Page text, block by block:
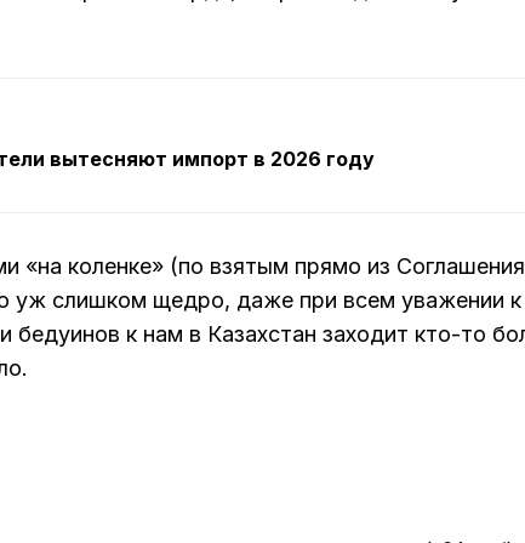
вытесняют импорт в 2026 году
«на коленке» (по взятым прямо из Соглашения
уж слишком щедро, даже при всем уважении к
бедуинов к нам в Казахстан заходит кто-то